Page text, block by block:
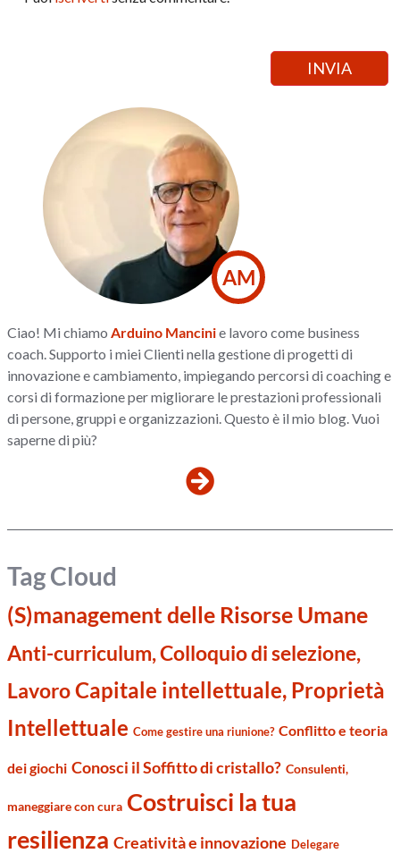
AM
Ciao! Mi chiamo Arduino Mancinie lavoro come business
coach. Supporto i miei Clienti nella gestione di progetti di
innovazione e cambiamento, impiegando percorsi di coaching e
corsi di formazione per migliorare le prestazioni professionali
di persone, gruppi e organizzazioni. Questo è il mio blog. Vuoi
saperne di più?
Tag Cloud
(S)management delle Risorse Umane
Anti-curriculum, Colloquio di selezione,
LavoroCapitale intellettuale, Proprietà
Intellettuale Come gestire una riunione? Conflitto e teoria
dei giochi Conosci il Soffitto di cristallo? Consulenti,
maneggiare con cura Costruisci la tua
resilienza Creatività e innovazione Delegare